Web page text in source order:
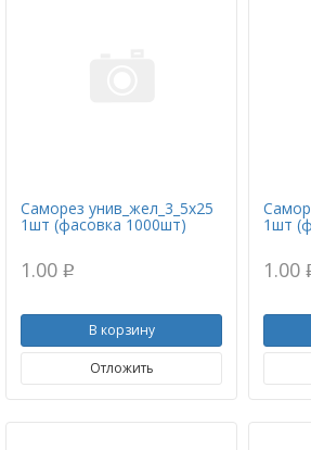
Саморез унив_жел_3_5х25
1шт (фасовка 1000шт)
1.00 p
В корзину
Отложить
1шт
1.00